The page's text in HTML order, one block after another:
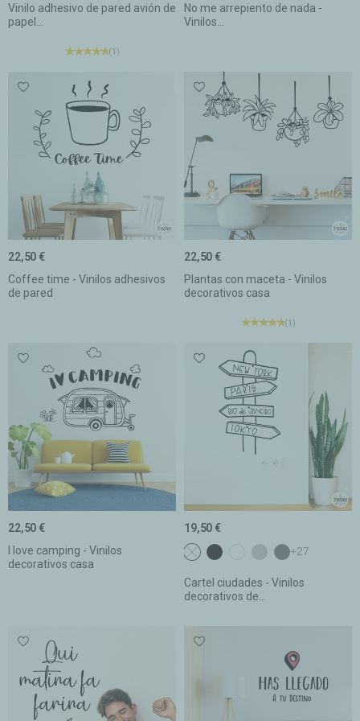
Vinilo adhesivo de pared avión de
papel...
(1)
No me arrepiento de nada -
Vinilos...
Coffee time - Vinilos adhesivos
de pared
22,50 €
Plantas con maceta - Vinilos
decorativos casa
22,50 €
(1)
I love camping - Vinilos
decorativos casa
22,50 €
Cartel ciudades - Vinilos
decorativos de...
19,50 €
Sin colorc1 Negroc2 Blancoc3 Gris claro
c4 Gris
+27